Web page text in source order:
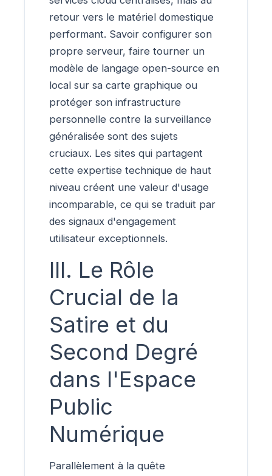
retour vers le matériel domestique
performant. Savoir configurer son
propre serveur, faire tourner un
modèle de langage open-source en
local sur sa carte graphique ou
protéger son infrastructure
personnelle contre la surveillance
généralisée sont des sujets
cruciaux. Les sites qui partagent
cette expertise technique de haut
niveau créent une valeur d'usage
incomparable, ce qui se traduit par
des signaux d'engagement
utilisateur exceptionnels.
III. Le Rôle
Crucial de la
Satire et du
Second Degré
dans l'Espace
Public
Numérique
Parallèlement à la quête